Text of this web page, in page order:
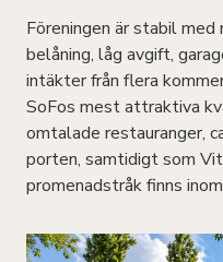
Föreningen är stabil
belåning, låg avgift,
intäkter från flera
SoFos mest attraktiva
omtalade restauranger,
porten, samtidigt som
promenadstråk finns